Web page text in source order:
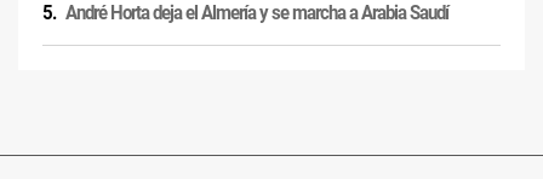
André Horta deja el Almería y se marcha a Arabia Saudí